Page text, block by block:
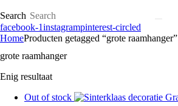
Search
facebook-1instagrampinterest-circled
HomeProducten getagged “grote raamhanger”
grote raamhanger
Enig resultaat
Out of stock